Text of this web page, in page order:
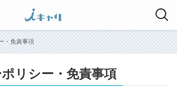
・免責事項
リシー・免責事項